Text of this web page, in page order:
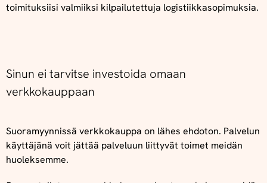
toimituksiisi valmiiksi kilpailutettuja logistiikkasopimuksia.
Sinun ei tarvitse investoida omaan
verkkokauppaan
Suoramyynnissä verkkokauppa on lähes ehdoton. Palvelun
käyttäjänä voit jättää palveluun liittyvät toimet meidän
huoleksemme.